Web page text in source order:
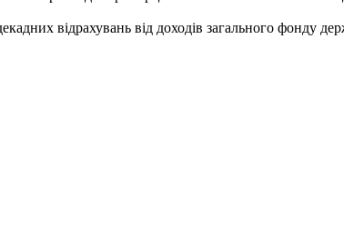
відрахувань від доходів загального фонду